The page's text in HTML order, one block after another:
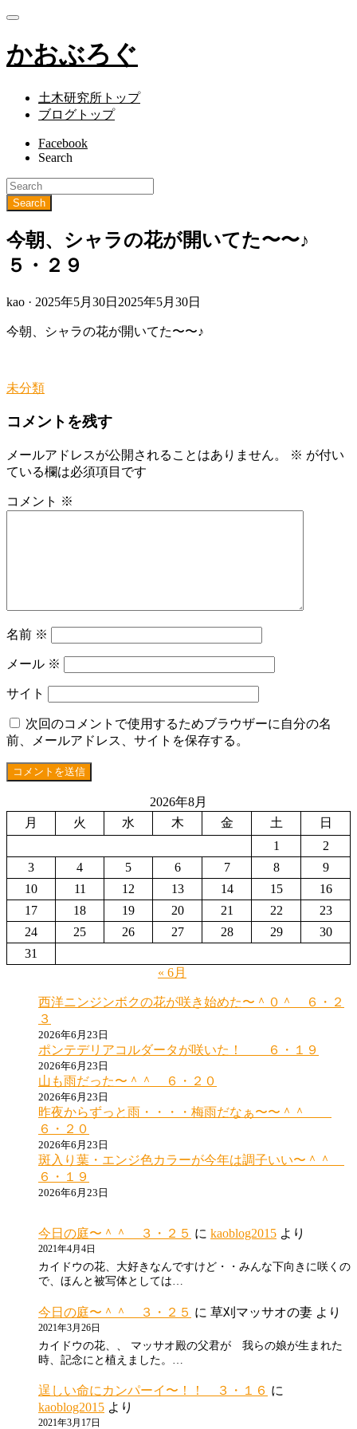
かおぶろぐ
土木研究所トップ
ブログトップ
Facebook
Search
今朝、シャラの花が開いてた〜〜♪
５・２９
kao · Posted
2025年5月30日 2025年5月30日
今朝、シャラの花が開いてた〜〜♪
未分類
コメントを残す
メールアドレスが公開されることはありません。 ※ が付い
ている欄は必須項目です
コメント ※
名前 ※
メール ※
サイト
次回のコメントで使用するためブラウザーに自分の名
前、メールアドレス、サイトを保存する。
2026年8月
月
火 水 木 金 土
日
1
2
3
4 5 6 7 8
9
10
11 12 13 14 15
16
17
18 19 20 21 22
23
24
25 26 27 28 29
30
31
« 6月
西洋ニンジンボクの花が咲き始めた〜＾０＾ ６・２
３
2026年6月23日
ポンテデリアコルダータが咲いた！ ６・１９
2026年6月23日
山も雨だった〜＾＾ ６・２０
2026年6月23日
昨夜からずっと雨・・・・梅雨だなぁ〜〜＾＾
６・２０
2026年6月23日
斑入り葉・エンジ色カラーが今年は調子いい〜＾＾
６・１９
2026年6月23日
今日の庭〜＾＾ ３・２５ に kaoblog2015 より
2021年4月4日
カイドウの花、大好きなんですけど・・みんな下向きに咲くの
で、ほんと被写体としては…
今日の庭〜＾＾ ３・２５ に 草刈マッサオの妻 より
2021年3月26日
カイドウの花、、 マッサオ殿の父君が 我らの娘が生まれた
時、記念にと植えました。…
逞しい命にカンパーイ〜！！ ３・１６ に
kaoblog2015 より
2021年3月17日